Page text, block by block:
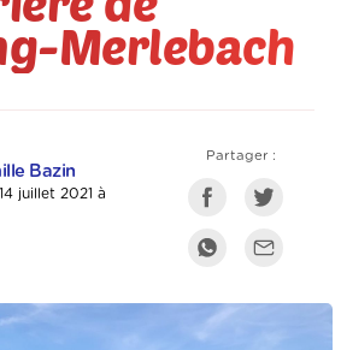
Merlebach
Bazin
juillet 2021 à
Partager :